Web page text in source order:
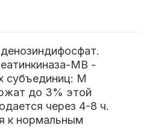
МВ -
субъединиц: М
до 3% этой
через 4-8 ч.
к нормальным